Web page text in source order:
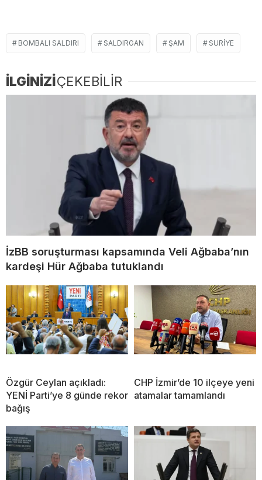
BOMBALI SALDIRI SALDIRGAN ŞAM SURIYE
İLGİNİZİÇEKEBİLİR
İzBB soruşturması kapsamında Veli Ağbaba’nın
kardeşi Hür Ağbaba tutuklandı
Özgür Ceylan açıkladı:
YENİ Parti’ye 8 günde rekor
bağış
CHP İzmir’de 10 ilçeye yeni
atamalar tamamlandı